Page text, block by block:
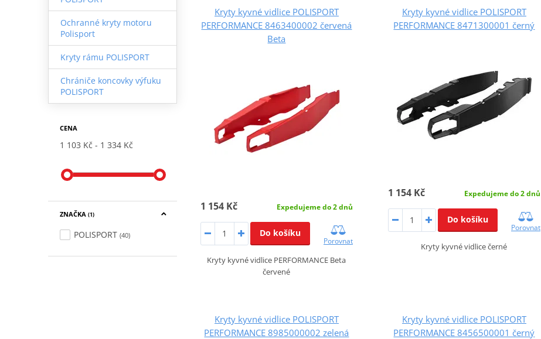
Ochranné kryty motoru
Polisport
Kryty rámu POLISPORT
Chrániče koncovky výfuku
POLISPORT
CENA
1 103 Kč 1 334 Kč
ZNAČKA (1)
POLISPORT (40)
Kryty kyvné vidlice POLISPORT
PERFORMANCE 8463400002 červená
Beta
1 154 Kč Expedujeme do 2 dnů
Do košíku
Porovnat
Kryty kyvné vidlice PERFORMANCE Beta
červené
Kryty kyvné vidlice POLISPORT
PERFORMANCE 8471300001 černý
1 154 Kč Expedujeme do 2 dnů
Do košíku
Porovnat
Kryty kyvné vidlice černé
Kryty kyvné vidlice POLISPORT
PERFORMANCE 8985000002 zelená
Kryty kyvné vidlice POLISPORT
PERFORMANCE 8456500001 černý